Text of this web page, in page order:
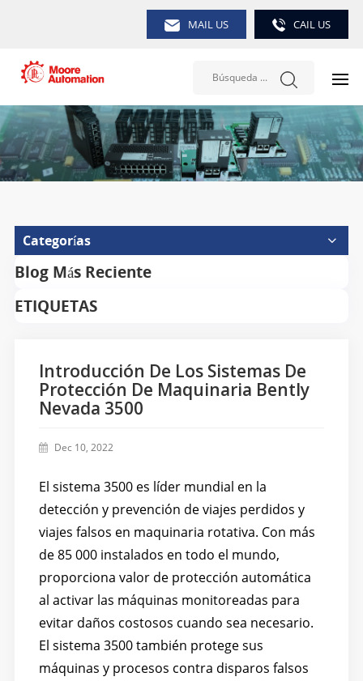
MAIL US CAIL US
Categorías
Blog Más Reciente
ETIQUETAS
Introducción De Los Sistemas De
Protección De Maquinaria Bently
Nevada 3500
Dec 10, 2022
El sistema 3500 es líder mundial en la
detección y prevención de viajes perdidos y
viajes falsos en maquinaria rotativa. Con más
de 85 000 instalados en todo el mundo,
proporciona valor de protección automática
al activar las máquinas monitoreadas para
evitar daños costosos cuando sea necesario.
El sistema 3500 también protege sus
máquinas y procesos contra disparos falsos